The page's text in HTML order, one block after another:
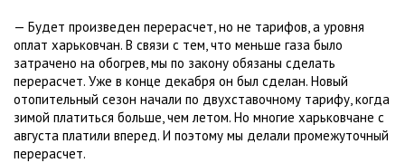
— Будет произведен перерасчет, но не тарифов, а уровня
оплат харьковчан. В связи с тем, что меньше газа было
затрачено на обогрев, мы по закону обязаны сделать
перерасчет. Уже в конце декабря он был сделан. Новый
отопительный сезон начали по двухставочному тарифу, когда
зимой платиться больше, чем летом. Но многие харьковчане с
августа платили вперед. И поэтому мы делали промежуточный
перерасчет.